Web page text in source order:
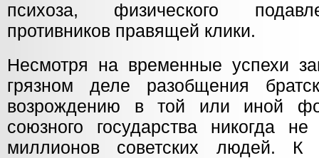
психоза, физического
противников правящей клики.
Несмотря на временные успехи
грязном деле разобщения
возрождению в той или иной
союзного государства никогда
миллионов советских людей.